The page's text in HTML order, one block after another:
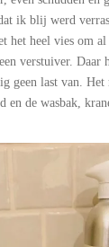
ik blij werd
het heel vies om al
verstuiver. Daar
geen last van.
en de wasbak,